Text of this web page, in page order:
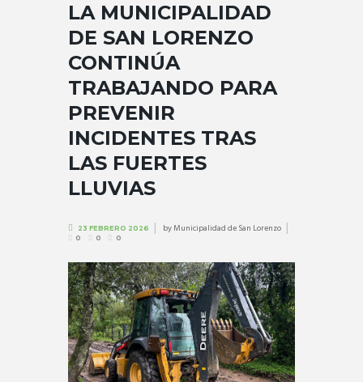
LA MUNICIPALIDAD
DE SAN LORENZO
CONTINÚA
TRABAJANDO PARA
PREVENIR
INCIDENTES TRAS
LAS FUERTES
LLUVIAS
23 FEBRERO 2026 byMunicipalidad de San Lorenzo
0 0 0